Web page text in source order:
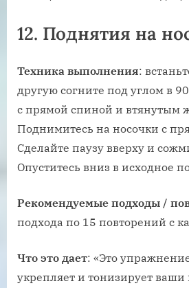
12. Поднятия на
Техника выполнения:
другую согните под углом в
с прямой спиной и втянутым
Поднимитесь на носочки с
Сделайте паузу вверху и
Опуститесь вниз в исходное
Рекомендуемые подходы /
подхода по 15 повторений с
Что это дает: «Это
укрепляет и тонизирует